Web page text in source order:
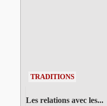
TRADITIONS
Les relations avec les...